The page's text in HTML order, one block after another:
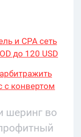
и CPA сеть
до 120 USD
с конвертом
шеринг во